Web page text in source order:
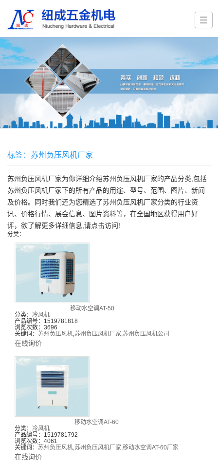
标签：苏州负压风机厂家
苏州负压风机厂家为你详细介绍苏州负压风机厂家的产品分类,包括
苏州负压风机厂家下的所有产品的用途、型号、范围、图片、新闻
及价格。同时我们还为您精选了苏州负压风机厂家分类的行业资
讯、价格行情、展会信息、图片资料等，在全国地区获得用户好
评，欲了解更多详细信息,请点击访问!
分类：
移动水空调AT-50
分类： 冷风机
产品编号：1519781818
浏览次数：3696
关键词： 苏州负压风机,苏州负压风机厂家,苏州负压风机公司
在线询价
移动水空调AT-60
分类： 冷风机
产品编号：1519781792
浏览次数：4061
关键词： 苏州负压风机,苏州负压风机厂家,移动水空调AT-60厂家
在线询价